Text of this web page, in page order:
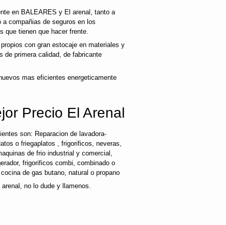
en BALEARES y El arenal, tanto a
compañias de seguros en los
que tienen que hacer frente.
con gran estocaje en materiales y
de primera calidad, de fabricante
mas eficientes energeticamente
Precio El Arenal
son: Reparacion de lavadora-
o friegaplatos , frigorificos, neveras,
de frio industrial y comercial,
frigorificos combi, combinado o
de gas butano, natural o propano
no lo dude y llamenos.